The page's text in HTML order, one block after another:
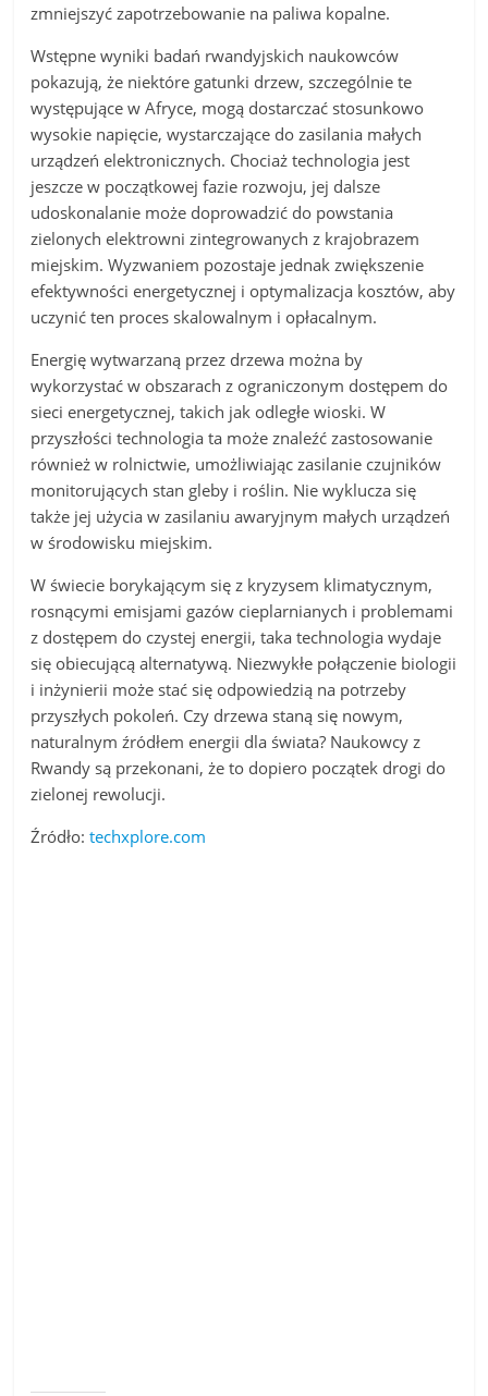
zmniejszyć zapotrzebowanie na paliwa kopalne.
Wstępne wyniki badań rwandyjskich naukowców
pokazują, że niektóre gatunki drzew, szczególnie te
występujące w Afryce, mogą dostarczać stosunkowo
wysokie napięcie, wystarczające do zasilania małych
urządzeń elektronicznych. Chociaż technologia jest
jeszcze w początkowej fazie rozwoju, jej dalsze
udoskonalanie może doprowadzić do powstania
zielonych elektrowni zintegrowanych z krajobrazem
miejskim. Wyzwaniem pozostaje jednak zwiększenie
efektywności energetycznej i optymalizacja kosztów, aby
uczynić ten proces skalowalnym i opłacalnym.
Energię wytwarzaną przez drzewa można by
wykorzystać w obszarach z ograniczonym dostępem do
sieci energetycznej, takich jak odległe wioski. W
przyszłości technologia ta może znaleźć zastosowanie
również w rolnictwie, umożliwiając zasilanie czujników
monitorujących stan gleby i roślin. Nie wyklucza się
także jej użycia w zasilaniu awaryjnym małych urządzeń
w środowisku miejskim.
W świecie borykającym się z kryzysem klimatycznym,
rosnącymi emisjami gazów cieplarnianych i problemami
z dostępem do czystej energii, taka technologia wydaje
się obiecującą alternatywą. Niezwykłe połączenie biologii
i inżynierii może stać się odpowiedzią na potrzeby
przyszłych pokoleń. Czy drzewa staną się nowym,
naturalnym źródłem energii dla świata? Naukowcy z
Rwandy są przekonani, że to dopiero początek drogi do
zielonej rewolucji.
Źródło:techxplore.com